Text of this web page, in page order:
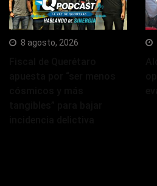
8 agosto, 2026